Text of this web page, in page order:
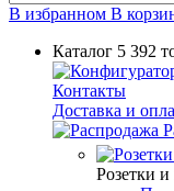
В избранном В
Каталог 5 392
Контакты
Доставка и
Розетки